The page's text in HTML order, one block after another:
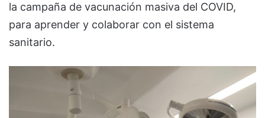
la campaña de vacunación masiva del COVID,
para aprender y colaborar con el sistema
sanitario.